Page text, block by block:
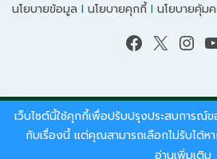
นโยบายข้อมูล I นโยบายคุกกี้ I นโยบายคุ้ม
Facebook X Instagram YouTube
สงวนลิขสิทธิ์ © 2026 - สำนักง
ทรัพยากรธรรมชาติและสิ่
เว็บไซต์นี้ใช้คุกกี้เพื่อปรับปรุงประสบการณ์
กับเรื่องนี้ แต่คุณสามารถเลือกไม่รับได้ห
อ่านเพิ่มเติม